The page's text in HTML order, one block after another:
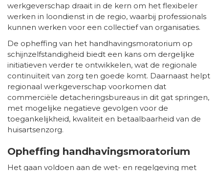
werkgeverschap draait in de kern om het flexibeler
werken in loondienst in de regio, waarbij professionals
kunnen werken voor een collectief van organisaties.
De opheffing van het handhavingsmoratorium op
schijnzelfstandigheid biedt een kans om dergelijke
initiatieven verder te ontwikkelen, wat de regionale
continuïteit van zorg ten goede komt. Daarnaast helpt
regionaal werkgeverschap voorkomen dat
commerciële detacheringsbureaus in dit gat springen,
met mogelijke negatieve gevolgen voor de
toegankelijkheid, kwaliteit en betaalbaarheid van de
huisartsenzorg.
Opheffing handhavingsmoratorium
Het gaan voldoen aan de wet- en regelgeving met